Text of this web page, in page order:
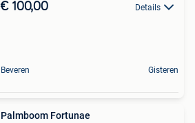
€ 100,00 Details
Beveren Gisteren
Palmboom Fortunae